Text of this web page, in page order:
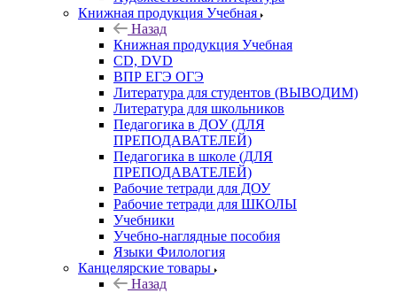
Книжная продукция Учебная
Назад
Книжная продукция Учебная
CD, DVD
ВПР ЕГЭ ОГЭ
Литература для студентов (ВЫВОДИМ)
Литература для школьников
Педагогика в ДОУ (ДЛЯ
ПРЕПОДАВАТЕЛЕЙ)
Педагогика в школе (ДЛЯ
ПРЕПОДАВАТЕЛЕЙ)
Рабочие тетради для ДОУ
Рабочие тетради для ШКОЛЫ
Учебники
Учебно-наглядные пособия
Языки Филология
Канцелярские товары
Назад